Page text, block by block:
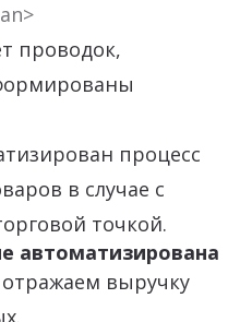
проводок,
процесс
в случае с
точкой.
автоматизирована
отражаем выручку